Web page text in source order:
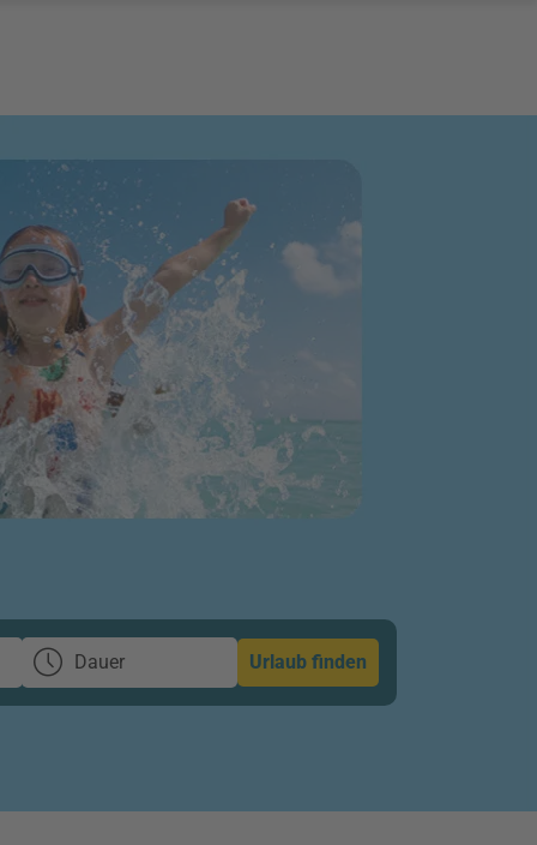
Dauer Urlaub finden